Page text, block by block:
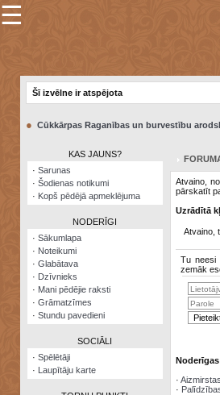
×
Šodienas
notikumi
Visatcera
almanahs
Arhīvs
☰
Šī izvēlne ir atspējota
● Cūkkārpas Raganības un burvestību
KAS JAUNS?
· Sarunas
· Šodienas notikumi
· Kopš pēdējā apmeklējuma
NODERĪGI
· Sākumlapa
· Noteikumi
· Glabātava
· Dzīvnieks
· Mani pēdējie raksti
· Grāmatzīmes
· Stundu pavedieni
SOCIĀLI
· Spēlētāji
· Laupītāju karte
Atvaino,
pārskatīt
Uzrādītā
Atvaino,
Tu neesi
zemāk
·
·